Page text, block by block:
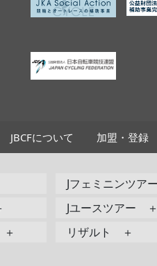
JBCFについて 加盟・登録
Jフェミニンツア
Jユースツアー ＋
リザルト ＋